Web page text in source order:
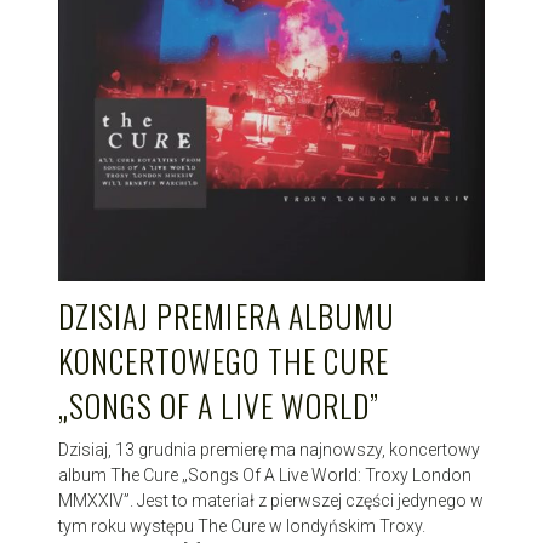
DZISIAJ PREMIERA ALBUMU
KONCERTOWEGO THE CURE
„SONGS OF A LIVE WORLD”
Dzisiaj, 13 grudnia premierę ma najnowszy, koncertowy
album The Cure „Songs Of A Live World: Troxy London
MMXXIV”. Jest to materiał z pierwszej części jedynego w
tym roku występu The Cure w londyńskim Troxy.